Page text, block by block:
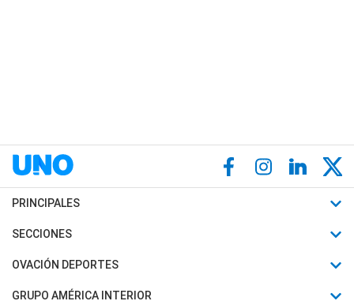
PRINCIPALES
Últimas Noticias
Política
SECCIONES
Horóscopo
Motores
OVACIÓN DEPORTES
Fútbol
GRUPO AMÉRICA INTERIOR